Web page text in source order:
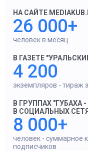
НА САЙТЕ
26 000+
человек в месяц
В ГАЗЕТЕ
4 200
экземпляров - тираж
В ГРУППАХ "ГУБАХА
В СОЦИАЛЬНЫХ
8 000+
человек - суммарное
подписчиков